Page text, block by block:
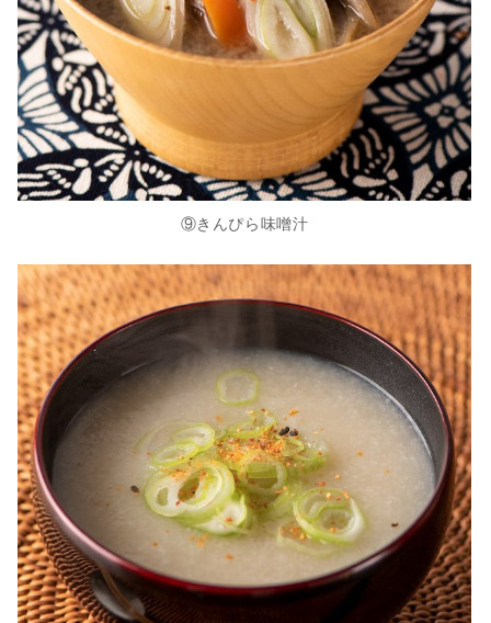
⑨きんぴら味噌汁